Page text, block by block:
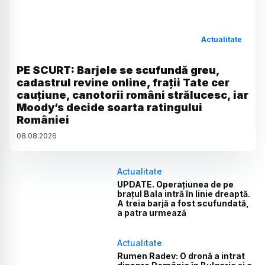
Actualitate
PE SCURT: Barjele se scufundă greu,
cadastrul revine online, frații Tate cer
cauțiune, canotorii români strălucesc, iar
Moody’s decide soarta ratingului
României
08.08.2026
Actualitate
UPDATE. Operațiunea de pe
brațul Bala intră în linie dreaptă.
A treia barjă a fost scufundată,
a patra urmează
Actualitate
Rumen Radev: O dronă a intrat